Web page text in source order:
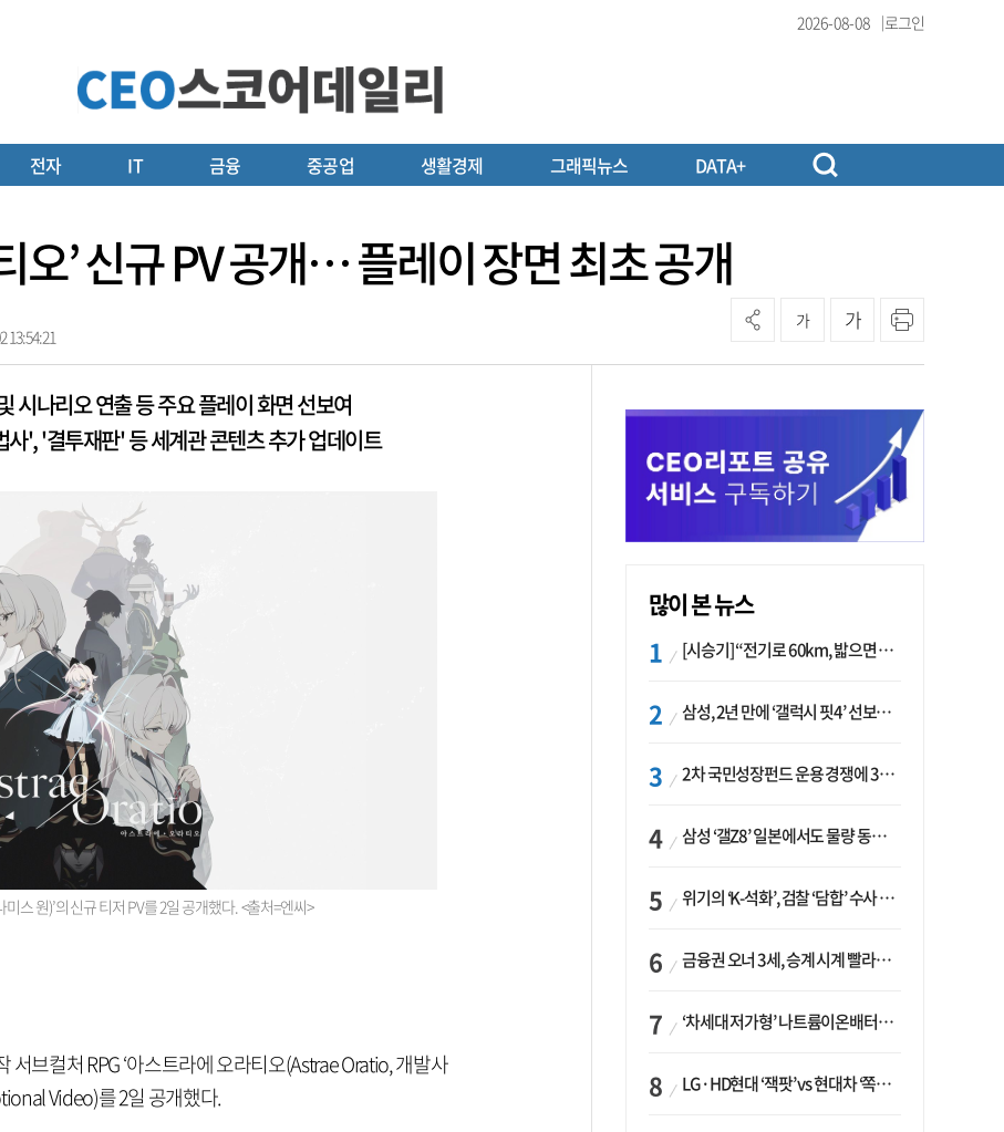
2026-08-08 로그인
전자 IT 금융 중공업 생활경제 그래픽뉴스 DATA+
오’ 신규 PV 공개… 플레이 장면 최초 공개
13:54:21
가 가
시나리오 연출 등 주요 플레이 화면 선보여
', '결투재판' 등 세계관 콘텐츠 추가 업데이트
스 원)’의 신규 티저 PV를 2일 공개했다. <출처=엔씨>
브컬처 RPG ‘아스트라에 오라티오(Astrae Oratio, 개발사
Video)를 2일 공개했다.
많이 본 뉴스
[시승기] “전기로 60km, 밟으면 462마력”…볼보 XC60 T8의 두 얼굴
삼성, 2년 만에 ‘갤럭시 핏4’ 선보이나…웨어러블 생태계 확장 ‘시동’
2차 국민성장펀드 운용 경쟁에 33개사 몰렸다…신한·하나 등 새 얼굴 대거 합류
삼성 ‘갤Z8’ 일본에서도 물량 동났다…애플 참전 앞두고 선두 수성 ‘시험대’
위기의 ‘K-석화’, 검찰 ‘담합’ 수사 착수…“LG·한화·롯데 등 7개 업체, 8개 제품 가격 담합”
금융권 오너 3세, 승계 시계 빨라지나…한국투자 ‘속도’·미래에셋·메리츠는 ‘거리두기’
‘차세대 저가형’ 나트륨이온배터리 시대 오나…LG화학·에코프로, 상용화 속도낸다
LG·HD현대 ‘잭팟’ vs 현대차 ‘쪽박’…글로벌 사모펀드, 韓 대기업 투자 ‘희비’